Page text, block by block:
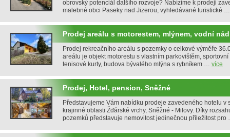
obrovský potenciál dalšího rozvoje? Nabízíme k prodeji
malebné obci Paseky nad Jizerou, vyhledávané turistické
Prodej areálu s motorestem, mlýnem, vodní
Prodej rekreačního areálu s pozemky o celkové výměře
areálu je objekt motorestu s vlastním parkovištěm,
tenisové kurty, budova bývalého mlýna s rybníkem … více
Prodej, Hotel, pension, Sněžné
Představujeme Vám nabídku prodeje zavedeného hotelu v
krajinné oblasti Žďárské vrchy, Sněžné - Milovy. Díky
pozemků představuje nemovitost jedinečnou příležitost